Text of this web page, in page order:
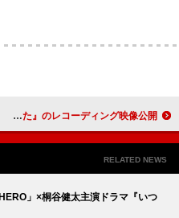
夏川りみ、アニバーサリーAL『うた』のレコーディング映像公開
RELATED NEWS
」×桐谷健太主演ドラマ『いつ